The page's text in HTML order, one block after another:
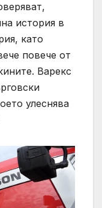
история в
като
повече от
Варекс
улеснява